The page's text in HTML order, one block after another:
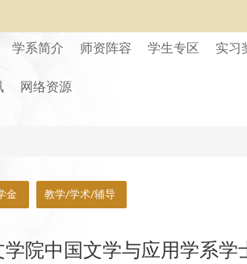
学系简介 师资阵容 学生专区 实习
网络资源
金 教学/学术/辅导
学院中国文学与应用学系